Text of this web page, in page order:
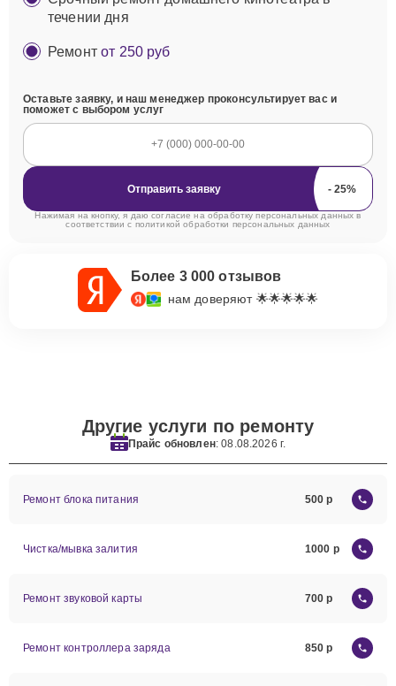
течении дня
Ремонтот 250 руб
Оставьте заявку, и наш менеджер проконсультирует вас и
поможет с выбором услуг
Отправить заявку
Нажимая на кнопку, я даю согласие на обработку персональных данных в
соответствии с политикой обработки персональных данных
Более 3 000 отзывов
нам доверяют 🌟🌟🌟🌟🌟
Другие услуги по ремонту
Прайс обновлен: 08.08.2026 г.
Ремонт блока питания 500
Чистка/мывка залития 1000
Ремонт звуковой карты 700
Ремонт контроллера заряда 850